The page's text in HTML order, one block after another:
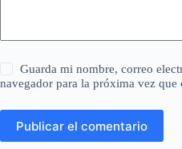
Guarda mi nombre, correo
navegador para la próxima vez que
Publicar el comentario